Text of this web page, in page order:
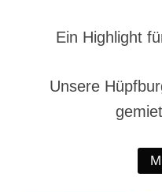
Ein Highlight
Unsere